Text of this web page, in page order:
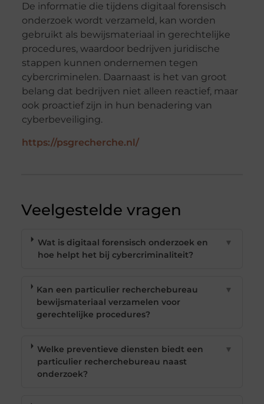
De informatie die tijdens digitaal forensisch
onderzoek wordt verzameld, kan worden
gebruikt als bewijsmateriaal in gerechtelijke
procedures, waardoor bedrijven juridische
stappen kunnen ondernemen tegen
cybercriminelen. Daarnaast is het van groot
belang dat bedrijven niet alleen reactief, maar
ook proactief zijn in hun benadering van
cyberbeveiliging.
https://psgrecherche.nl/
Veelgestelde vragen
Wat is digitaal forensisch onderzoek en
hoe helpt het bij cybercriminaliteit?
▼
Kan een particulier recherchebureau
bewijsmateriaal verzamelen voor
gerechtelijke procedures?
▼
Welke preventieve diensten biedt een
particulier recherchebureau naast
onderzoek?
▼